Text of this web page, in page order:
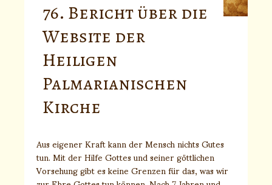
76. Bericht über die
Website der
Heiligen
Palmarianischen
Kirche
Aus eigener Kraft kann der Mensch nichts Gutes
tun. Mit der Hilfe Gottes und seiner göttlichen
Vorsehung gibt es keine Grenzen für das, was wir